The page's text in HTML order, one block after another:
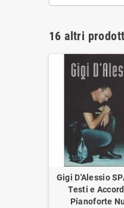
16 altri
Gigi D'Alessio
Testi e
Pianoforte